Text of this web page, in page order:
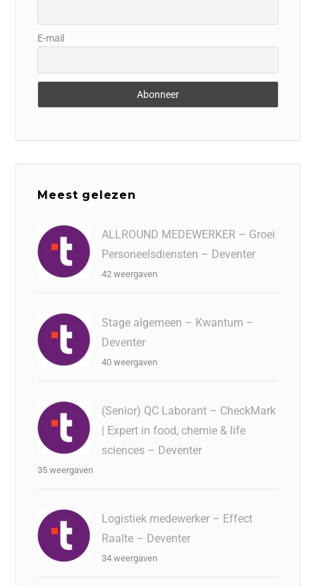
E-mail
Meest gelezen
ALLROUND MEDEWERKER – Groei
Personeelsdiensten – Deventer
42 weergaven
Stage algemeen – Kwantum –
Deventer
40 weergaven
(Senior) QC Laborant – CheckMark
| Expert in food, chemie & life
sciences – Deventer
35 weergaven
Logistiek medewerker – Effect
Raalte – Deventer
34 weergaven